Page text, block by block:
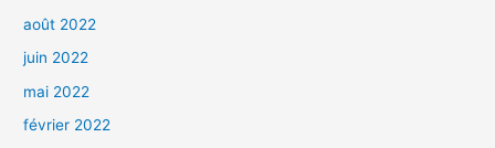
août 2022
juin 2022
mai 2022
février 2022